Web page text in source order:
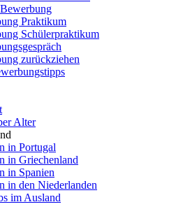
Praktikum
Schülerpraktikum
zurückziehen
Alter
in Portugal
in Griechenland
in Spanien
in den Niederlanden
im Ausland